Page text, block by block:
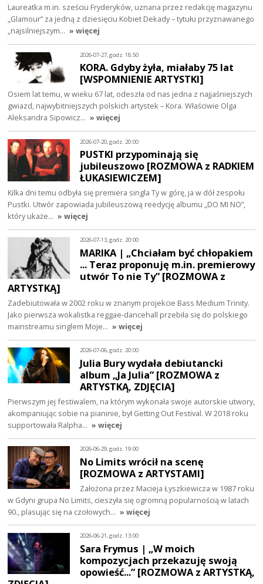
Laureatka m.in. sześciu Fryderyków, uznana przez redakcję magazynu
„Glamour” za jedną z dziesięciu Kobiet Dekady – tytułu przyznawanego
„najsilniejszym… » więcej
2026-07-27, godz. 18:50
KORA. Gdyby żyła, miałaby 75 lat
[WSPOMNIENIE ARTYSTKI]
Osiem lat temu, w wieku 67 lat, odeszła od nas jedna z najjaśniejszych
gwiazd, najwybitniejszych polskich artystek – Kora. Właściwie Olga
Aleksandra Sipowicz… » więcej
2026-07-20, godz. 20:00
PUSTKI przypominają się
jubileuszowo [ROZMOWA z RADKIEM
ŁUKASIEWICZEM]
Kilka dni temu odbyła się premiera singla Ty w górę, ja w dół zespołu
Pustki. Utwór zapowiada jubileuszową reedycję albumu „DO MI NO”,
który ukaże… » więcej
2026-07-13, godz. 20:00
MARIKA | „Chciałam być chłopakiem
... Teraz proponuję m.in. premierowy
utwór To nie Ty” [ROZMOWA z
ARTYSTKĄ]
Zadebiutowała w 2002 roku w znanym projekcie Bass Medium Trinity.
Jako pierwsza wokalistka reggae-dancehall przebiła się do polskiego
mainstreamu singlem Moje… » więcej
2026-07-06, godz. 20:00
Julia Bury wydała debiutancki
album „Ja Julia” [ROZMOWA z
ARTYSTKĄ, ZDJĘCIA]
Pierwszym jej festiwalem, na którym wykonała swoje autorskie utwory,
akompaniując sobie na pianinie, był Getting Out Festival. W 2018 roku
supportowała Ralpha… » więcej
2026-06-29, godz. 19:00
No Limits wrócił na scenę
[ROZMOWA z ARTYSTAMI]
Założona przez Macieja Łyszkiewicza w 1987 roku
w Gdyni grupa No Limits, cieszyła się ogromną popularnością w latach
90., plasując się na czołowych… » więcej
2026-06-21, godz. 13:00
Sara Frymus | „W moich
kompozycjach przekazuję swoją
opowieść...” [ROZMOWA z ARTYSTKĄ,